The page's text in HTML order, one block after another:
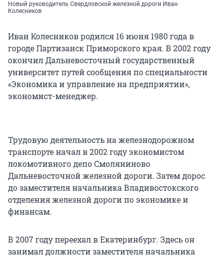
Новый руководитель Свердловской железной дороги Иван
Колесников
Иван Колесников родился 16 июня 1980 года в
городе Партизанск Приморского края. В 2002 году
окончил Дальневосточный государственный
университет путей сообщения по специальности
«Экономика и управление на предприятии»,
экономист-менеджер.
Трудовую деятельность на железнодорожном
транспорте начал в 2002 году экономистом
локомотивного депо Смоляниново
Дальневосточной железной дороги. Затем дорос
до заместителя начальника Владивостокского
отделения железной дороги по экономике и
финансам.
В 2007 году переехал в Екатеринбург. Здесь он
занимал должности заместителя начальника